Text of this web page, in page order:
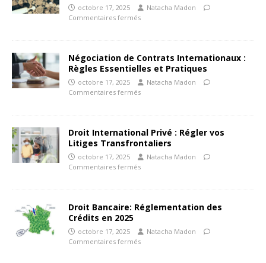
octobre 17, 2025
Natacha Madon
Commentaires fermés
Négociation de Contrats Internationaux :
Règles Essentielles et Pratiques
octobre 17, 2025
Natacha Madon
Commentaires fermés
Droit International Privé : Régler vos
Litiges Transfrontaliers
octobre 17, 2025
Natacha Madon
Commentaires fermés
Droit Bancaire: Réglementation des
Crédits en 2025
octobre 17, 2025
Natacha Madon
Commentaires fermés